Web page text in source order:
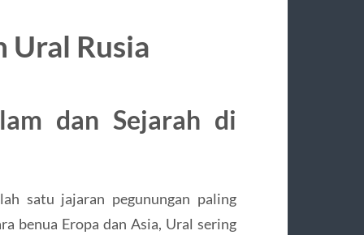
Ural Rusia
dan Sejarah di
satu jajaran pegunungan paling
benua Eropa dan Asia, Ural sering